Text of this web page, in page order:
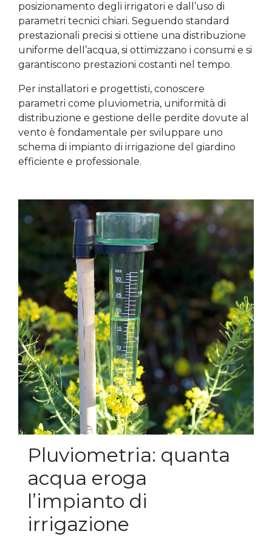
posizionamento degli irrigatori e dall’uso di
parametri tecnici chiari. Seguendo standard
prestazionali precisi si ottiene una distribuzione
uniforme dell’acqua, si ottimizzano i consumi e si
garantiscono prestazioni costanti nel tempo.
Per installatori e progettisti, conoscere
parametri come pluviometria, uniformità di
distribuzione e gestione delle perdite dovute al
vento è fondamentale per sviluppare uno
schema di impianto di irrigazione del giardino
efficiente e professionale.
Pluviometria: quanta
acqua eroga
l’impianto di
irrigazione